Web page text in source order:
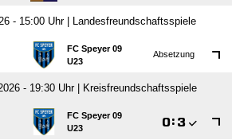
- 15:00 Uhr | Landesfreundschaftsspiele
FC Speyer 09
U23
Absetzung
- 19:30 Uhr | Kreisfreundschaftsspiele
FC Speyer 09
U23
: 